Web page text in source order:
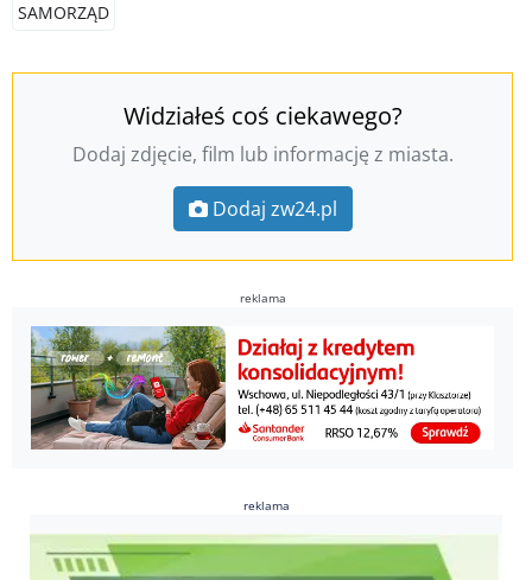
SAMORZĄD
Widziałeś coś ciekawego?
Dodaj zdjęcie, film lub informację z miasta.
Dodaj zw24.pl
reklama
reklama